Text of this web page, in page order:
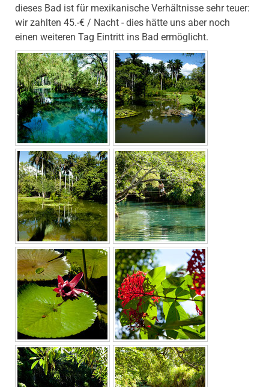
dieses Bad ist für mexikanische Verhältnisse sehr teuer:
wir zahlten 45.-€ / Nacht - dies hätte uns aber noch
einen weiteren Tag Eintritt ins Bad ermöglicht.